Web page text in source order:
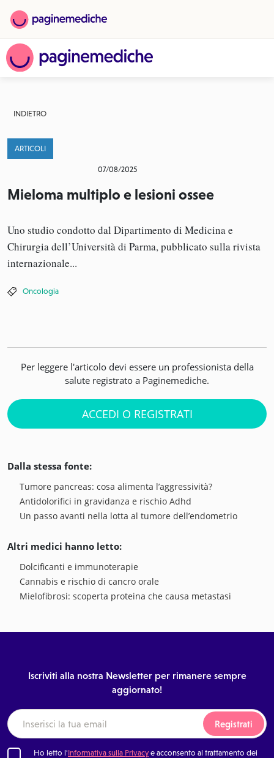
INDIETRO
ARTICOLI
07/08/2025
Mieloma multiplo e lesioni ossee
Uno studio condotto dal Dipartimento di Medicina e
Chirurgia dell’Università di Parma, pubblicato sulla rivista
internazionale...
Oncologia
Per leggere l'articolo devi essere un professionista della
salute registrato a Paginemediche.
ACCEDI O REGISTRATI
Dalla stessa fonte:
Tumore pancreas: cosa alimenta l’aggressività?
Antidolorifici in gravidanza e rischio Adhd
Un passo avanti nella lotta al tumore dell’endometrio
Altri medici hanno letto:
Dolcificanti e immunoterapie
Cannabis e rischio di cancro orale
Mielofibrosi: scoperta proteina che causa metastasi
Iscriviti alla nostra Newsletter per rimanere sempre
aggiornato!
Registrati
Ho letto l'Informativa sulla Privacye acconsento al trattamento dei